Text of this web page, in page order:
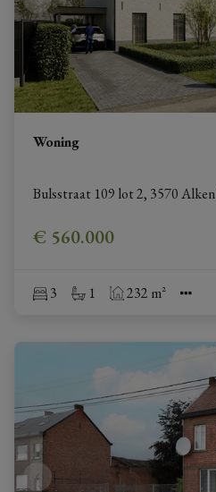
Woning
Bulsstraat 109 lot 2, 3570 Alken
€ 560.000
3 1 232 m²